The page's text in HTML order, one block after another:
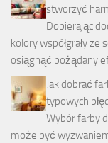
stworzyć
Dobierając
kolory współgrały
osiągnąć pożądany
Jak dobrać
typowych
Wybór farby
może być